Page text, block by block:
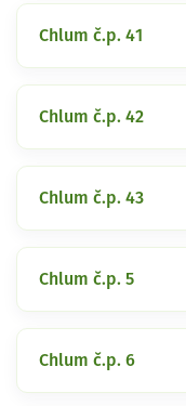
Chlum č.p. 41
Chlum č.p. 42
Chlum č.p. 43
Chlum č.p. 5
Chlum č.p. 6